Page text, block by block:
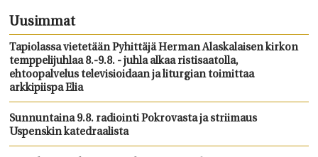
Uusimmat
Tapiolassa vietetään Pyhittäjä Herman Alaskalaisen kirkon
temppelijuhlaa 8.-9.8. - juhla alkaa ristisaatolla,
ehtoopalvelus televisioidaan ja liturgian toimittaa
arkkipiispa Elia
Sunnuntaina 9.8. radiointi Pokrovasta ja striimaus
Uspenskin katedraalista